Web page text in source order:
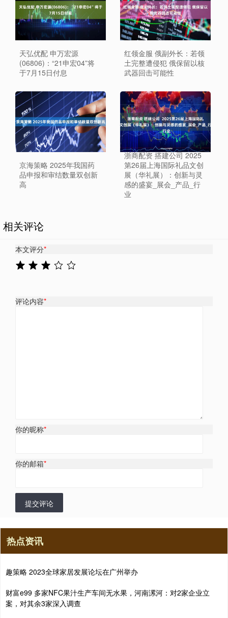
天弘优配 申万宏源
(06806)：“21申宏04”将
于7月15日付息
红领金服 俄副外长：若领
土完整遭侵犯 俄保留以核
武器回击可能性
京海策略 2025年我国药
品申报和审结数量双创新
高
浙商配资 搭建公司 2025
第26届上海国际礼品文创
展（华礼展）：创新与灵
感的盛宴_展会_产品_行
业
相关评论
本文评分*
评论内容*
你的昵称*
你的邮箱*
提交评论
热点资讯
趣策略 2023全球家居发展论坛在广州举办
财富e99 多家NFC果汁生产车间无水果，河南漯河：对2家企业立
案，对其余3家深入调查